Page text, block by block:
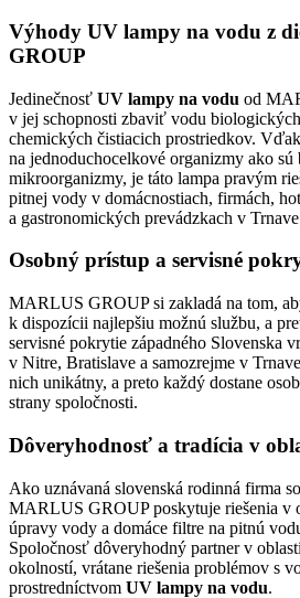
Výhody UV lampy na vodu z
GROUP
Jedinečnosť UV lampy na vodu od
v jej schopnosti zbaviť vodu
chemických čistiacich prostriedkov.
na jednoduchocelkové organizmy ako sú
mikroorganizmy, je táto lampa pravým
pitnej vody v domácnostiach, firmách,
a gastronomických prevádzkach v
Osobný prístup a servisné
MARLUS GROUP si zakladá na tom,
k dispozícii najlepšiu možnú službu, a
servisné pokrytie západného Slovenska
v Nitre, Bratislave a samozrejme v
nich unikátny, a preto každý dostane
strany spoločnosti.
Dôveryhodnosť a tradícia v
Ako uznávaná slovenská rodinná firma
MARLUS GROUP poskytuje riešenia v
úpravy vody a domáce filtre na pitnú
Spoločnosť dôveryhodný partner v
okolností, vrátane riešenia problémov s
prostredníctvom UV lampy na vodu.